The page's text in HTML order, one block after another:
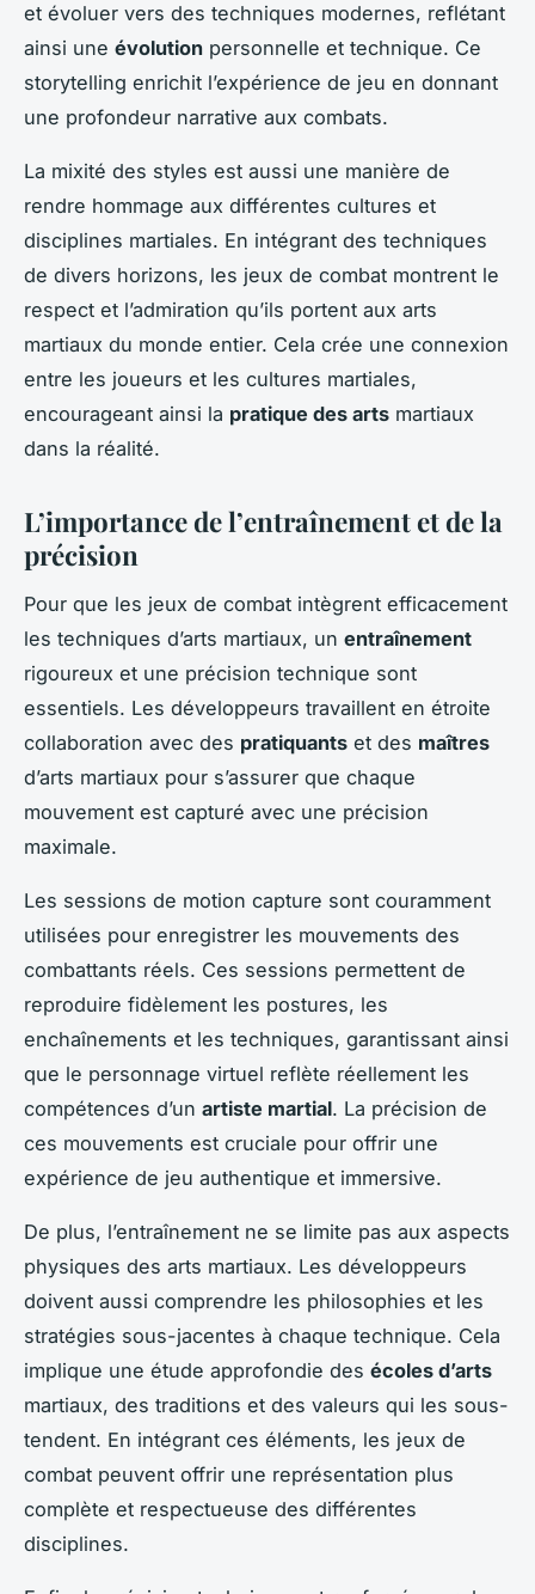
et évoluer vers des techniques modernes, reflétant
ainsi une évolution personnelle et technique. Ce
storytelling enrichit l’expérience de jeu en donnant
une profondeur narrative aux combats.
La mixité des styles est aussi une manière de
rendre hommage aux différentes cultures et
disciplines martiales. En intégrant des techniques
de divers horizons, les jeux de combat montrent le
respect et l’admiration qu’ils portent aux arts
martiaux du monde entier. Cela crée une connexion
entre les joueurs et les cultures martiales,
encourageant ainsi la pratique des arts martiaux
dans la réalité.
L’importance de l’entraînement et de la
précision
Pour que les jeux de combat intègrent efficacement
les techniques d’arts martiaux, un entraînement
rigoureux et une précision technique sont
essentiels. Les développeurs travaillent en étroite
collaboration avec des pratiquants et des maîtres
d’arts martiaux pour s’assurer que chaque
mouvement est capturé avec une précision
maximale.
Les sessions de motion capture sont couramment
utilisées pour enregistrer les mouvements des
combattants réels. Ces sessions permettent de
reproduire fidèlement les postures, les
enchaînements et les techniques, garantissant ainsi
que le personnage virtuel reflète réellement les
compétences d’un artiste martial. La précision de
ces mouvements est cruciale pour offrir une
expérience de jeu authentique et immersive.
De plus, l’entraînement ne se limite pas aux aspects
physiques des arts martiaux. Les développeurs
doivent aussi comprendre les philosophies et les
stratégies sous-jacentes à chaque technique. Cela
implique une étude approfondie des écoles d’arts
martiaux, des traditions et des valeurs qui les sous-
tendent. En intégrant ces éléments, les jeux de
combat peuvent offrir une représentation plus
complète et respectueuse des différentes
disciplines.